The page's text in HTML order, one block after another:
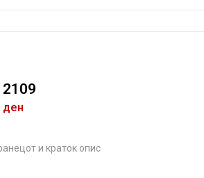
ден
и краток опис